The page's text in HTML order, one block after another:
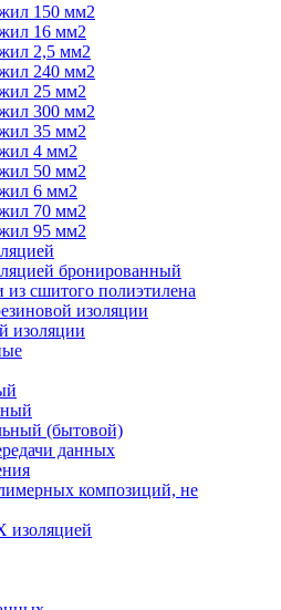
150 мм2
16 мм2
2,5 мм2
240 мм2
25 мм2
300 мм2
35 мм2
4 мм2
50 мм2
6 мм2
70 мм2
95 мм2
бронированный
из сшитого полиэтилена
изоляции
изоляции
(бытовой)
данных
композиций, не
изоляцией